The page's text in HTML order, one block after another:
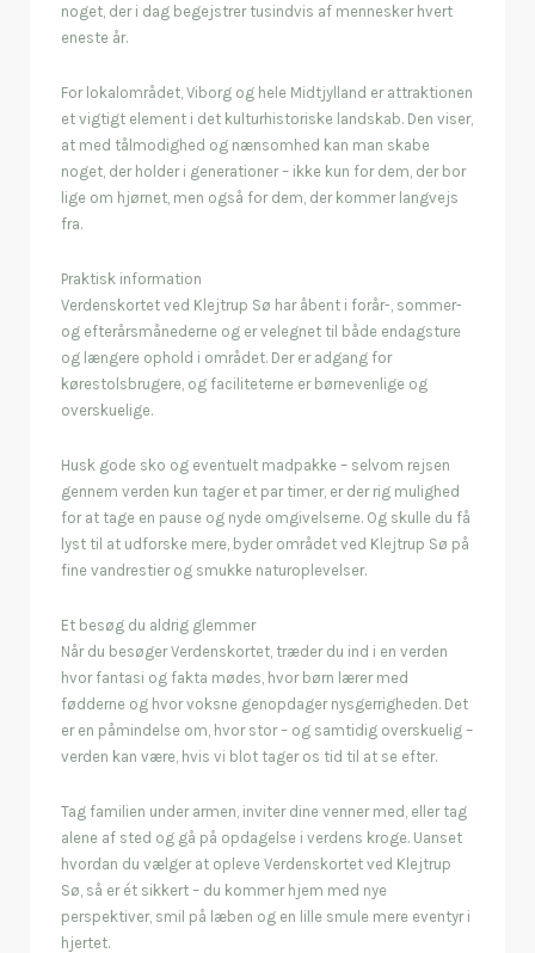
noget, der i dag begejstrer tusindvis af mennesker hvert
eneste år.
For lokalområdet, Viborg og hele Midtjylland er attraktionen
et vigtigt element i det kulturhistoriske landskab. Den viser,
at med tålmodighed og nænsomhed kan man skabe
noget, der holder i generationer – ikke kun for dem, der bor
lige om hjørnet, men også for dem, der kommer langvejs
fra.
Praktisk information
Verdenskortet ved Klejtrup Sø har åbent i forår-, sommer-
og efterårsmånederne og er velegnet til både endagsture
og længere ophold i området. Der er adgang for
kørestolsbrugere, og faciliteterne er børnevenlige og
overskuelige.
Husk gode sko og eventuelt madpakke – selvom rejsen
gennem verden kun tager et par timer, er der rig mulighed
for at tage en pause og nyde omgivelserne. Og skulle du få
lyst til at udforske mere, byder området ved Klejtrup Sø på
fine vandrestier og smukke naturoplevelser.
Et besøg du aldrig glemmer
Når du besøger Verdenskortet, træder du ind i en verden
hvor fantasi og fakta mødes, hvor børn lærer med
fødderne og hvor voksne genopdager nysgerrigheden. Det
er en påmindelse om, hvor stor – og samtidig overskuelig –
verden kan være, hvis vi blot tager os tid til at se efter.
Tag familien under armen, inviter dine venner med, eller tag
alene af sted og gå på opdagelse i verdens kroge. Uanset
hvordan du vælger at opleve Verdenskortet ved Klejtrup
Sø, så er ét sikkert – du kommer hjem med nye
perspektiver, smil på læben og en lille smule mere eventyr i
hjertet.